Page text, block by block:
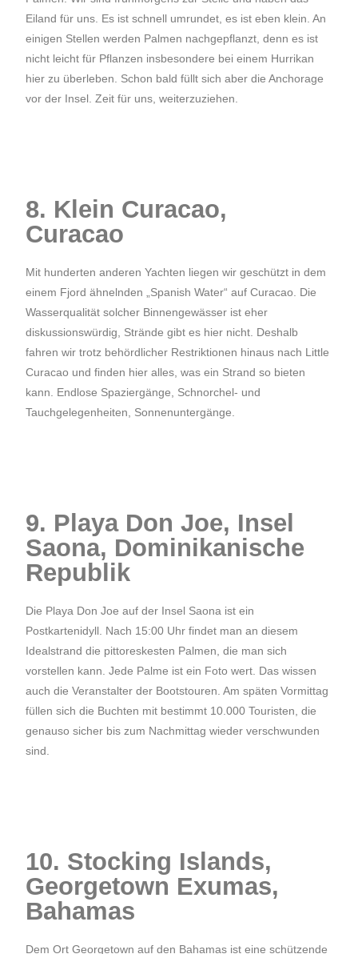
Eiland für uns. Es ist schnell umrundet, es ist eben klein. An
einigen Stellen werden Palmen nachgepflanzt, denn es ist
nicht leicht für Pflanzen insbesondere bei einem Hurrikan
hier zu überleben. Schon bald füllt sich aber die Anchorage
vor der Insel. Zeit für uns, weiterzuziehen.
8. Klein Curacao,
Curacao
Mit hunderten anderen Yachten liegen wir geschützt in dem
einem Fjord ähnelnden „Spanish Water“ auf Curacao. Die
Wasserqualität solcher Binnengewässer ist eher
diskussionswürdig, Strände gibt es hier nicht. Deshalb
fahren wir trotz behördlicher Restriktionen hinaus nach Little
Curacao und finden hier alles, was ein Strand so bieten
kann. Endlose Spaziergänge, Schnorchel- und
Tauchgelegenheiten, Sonnenuntergänge.
9. Playa Don Joe, Insel
Saona, Dominikanische
Republik
Die Playa Don Joe auf der Insel Saona ist ein
Postkartenidyll. Nach 15:00 Uhr findet man an diesem
Idealstrand die pittoreskesten Palmen, die man sich
vorstellen kann. Jede Palme ist ein Foto wert. Das wissen
auch die Veranstalter der Bootstouren. Am späten Vormittag
füllen sich die Buchten mit bestimmt 10.000 Touristen, die
genauso sicher bis zum Nachmittag wieder verschwunden
sind.
10. Stocking Islands,
Georgetown Exumas,
Bahamas
Dem Ort Georgetown auf den Bahamas ist eine schützende